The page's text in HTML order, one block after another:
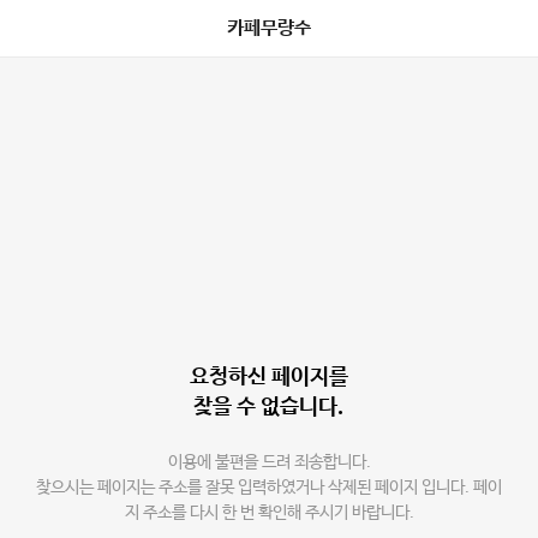
카페무량수
요청하신 페이지를
찾을 수 없습니다.
이용에 불편을 드려 죄송합니다.
찾으시는 페이지는 주소를 잘못 입력하였거나 삭제된 페이지 입니다. 페이
지 주소를 다시 한 번 확인해 주시기 바랍니다.